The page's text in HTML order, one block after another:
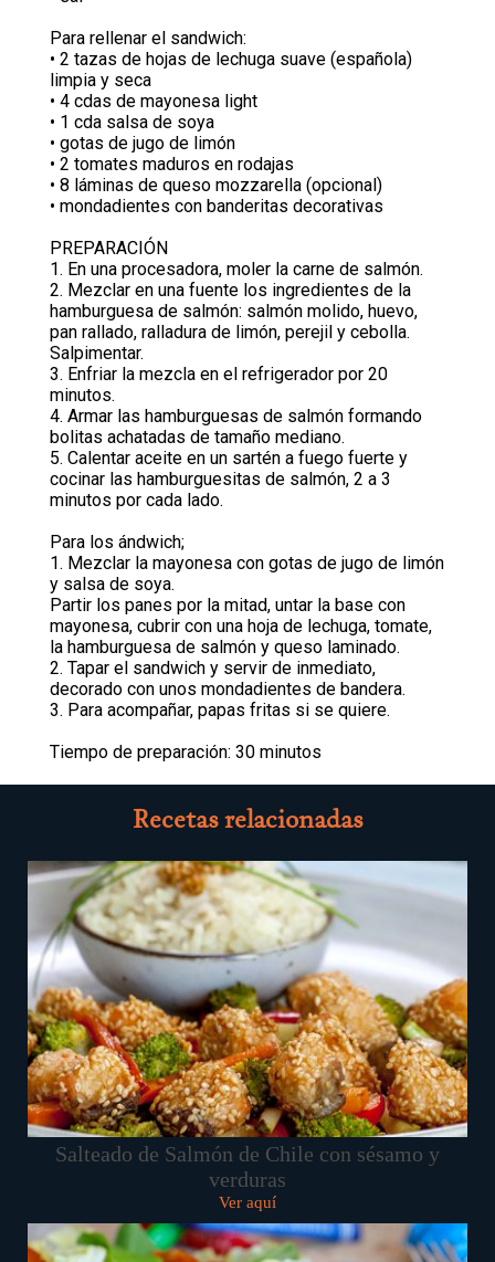
Para rellenar el sandwich:
• 2 tazas de hojas de lechuga suave (española)
limpia y seca
• 4 cdas de mayonesa light
• 1 cda salsa de soya
• gotas de jugo de limón
• 2 tomates maduros en rodajas
• 8 láminas de queso mozzarella (opcional)
• mondadientes con banderitas decorativas
PREPARACIÓN
1. En una procesadora, moler la carne de salmón.
2. Mezclar en una fuente los ingredientes de la
hamburguesa de salmón: salmón molido, huevo,
pan rallado, ralladura de limón, perejil y cebolla.
Salpimentar.
3. Enfriar la mezcla en el refrigerador por 20
minutos.
4. Armar las hamburguesas de salmón formando
bolitas achatadas de tamaño mediano.
5. Calentar aceite en un sartén a fuego fuerte y
cocinar las hamburguesitas de salmón, 2 a 3
minutos por cada lado.
Para los ándwich;
1. Mezclar la mayonesa con gotas de jugo de limón
y salsa de soya.
Partir los panes por la mitad, untar la base con
mayonesa, cubrir con una hoja de lechuga, tomate,
la hamburguesa de salmón y queso laminado.
2. Tapar el sandwich y servir de inmediato,
decorado con unos mondadientes de bandera.
3. Para acompañar, papas fritas si se quiere.
Tiempo de preparación: 30 minutos
Recetas relacionadas
Salteado de Salmón de Chile con sésamo y
verduras
Ver aquí